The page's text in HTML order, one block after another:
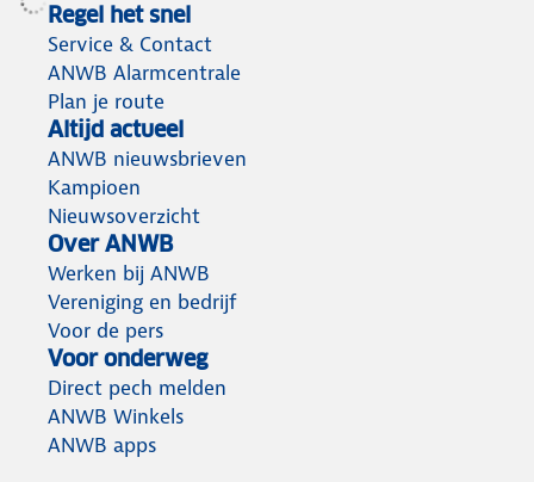
Regel het snel
Service & Contact
ANWB Alarmcentrale
Plan je route
Altijd actueel
ANWB nieuwsbrieven
Kampioen
Nieuwsoverzicht
Over ANWB
Werken bij ANWB
Vereniging en bedrijf
Voor de pers
Voor onderweg
Direct pech melden
ANWB Winkels
ANWB apps